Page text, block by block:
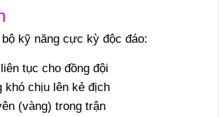
kỹ năng cực kỳ độc đáo:
tục cho đồng đội
khó chịu lên kẻ địch
(vàng) trong trận